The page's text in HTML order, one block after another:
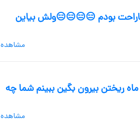
بودم 😑😑😑😑ولش بیاین
مشاهده
ریختن بیرون بگین ببینم شما چه
مشاهده